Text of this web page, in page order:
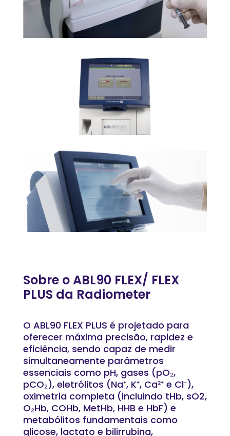
Sobre o ABL90 FLEX/ FLEX
PLUS da Radiometer
O ABL90 FLEX PLUS é projetado para
oferecer máxima precisão, rapidez e
eficiência, sendo capaz de medir
simultaneamente parâmetros
essenciais como pH, gases (pO₂,
pCO₂), eletrólitos (Na⁺, K⁺, Ca²⁺ e Cl⁻),
oximetria completa (incluindo tHb, sO2,
O₂Hb, COHb, MetHb, HHB e HbF) e
metabólitos fundamentais como
glicose, lactato e bilirrubina,